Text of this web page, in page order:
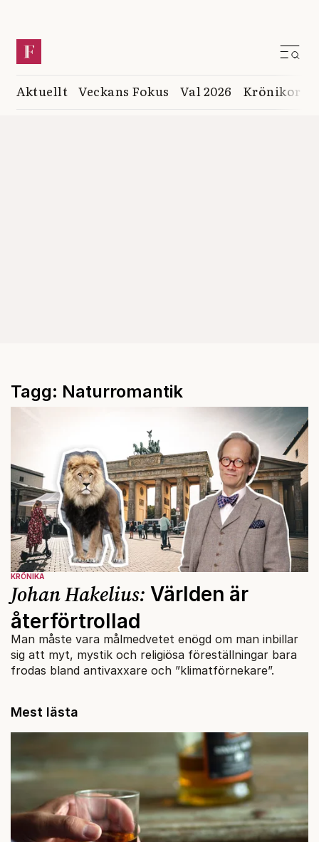
Aktuellt Veckans Fokus Val 2026 Krönikor
Tagg: Naturromantik
KRÖNIKA
Johan Hakelius: Världen är
återförtrollad
Man måste vara målmedvetet enögd om man inbillar
sig att myt, mystik och religiösa föreställningar bara
frodas bland antivaxxare och ”klimatförnekare”.
Mest lästa